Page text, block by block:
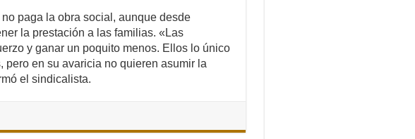
paga la obra social, aunque desde
la prestación a las familias. «Las
y ganar un poquito menos. Ellos lo único
pero en su avaricia no quieren asumir la
el sindicalista.